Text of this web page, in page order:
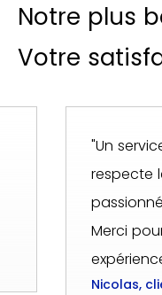
Notre plus
Votre
"Un
respecte
Merci
Nicolas,